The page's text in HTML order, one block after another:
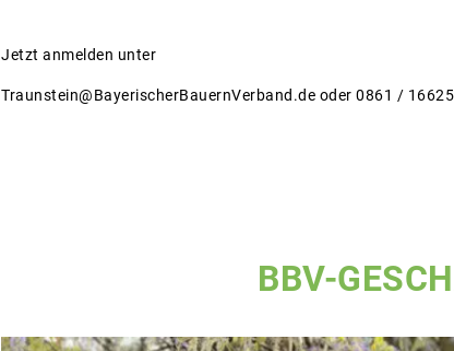
Jetzt anmelden unter
Traunstein@BayerischerBauernVerband.de oder 0861 /
BBV-